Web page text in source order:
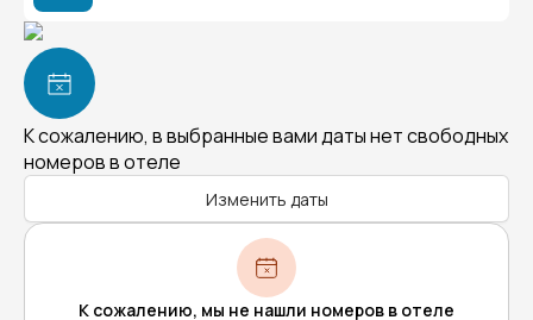
К сожалению, в выбранные вами даты нет свободных
номеров в отеле
Изменить даты
К сожалению, мы не нашли номеров в отеле